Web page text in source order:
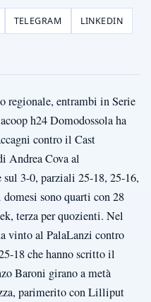
TELEGRAM LINKEDIN
regionale, entrambi in Serie
h24 Domodossola ha
contro il Cast
Andrea Cova al
3-0, parziali 25-18, 25-16,
sono quarti con 28
terza per quozienti. Nel
vinto al PalaLanzi contro
18 che hanno scritto il
Baroni girano a metà
parimerito con Lilliput